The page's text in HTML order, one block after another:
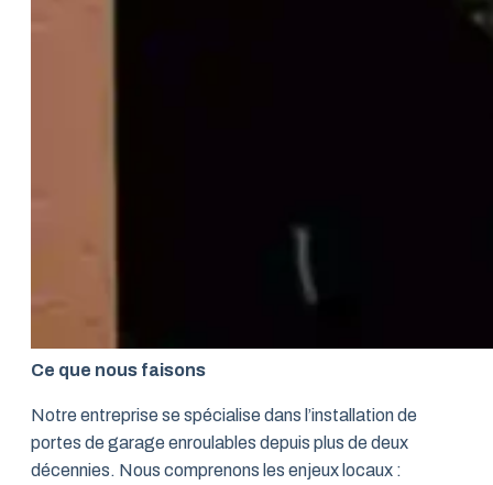
Ce que nous faisons
Notre entreprise se spécialise dans l’installation de
portes de garage enroulables depuis plus de deux
décennies. Nous comprenons les enjeux locaux :